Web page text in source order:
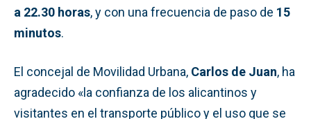
a 22.30 horas, y con una frecuencia de paso de 15
minutos.
El concejal de Movilidad Urbana, Carlos de Juan, ha
agradecido «la confianza de los alicantinos y
visitantes en el transporte público y el uso que se